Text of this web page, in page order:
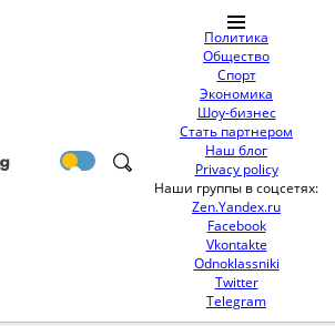
Политика
Общество
Спорт
Экономика
Шоу-бизнес
Стать партнером
Наш блог
Privacy policy
Наши группы в соцсетях:
Zen.Yandex.ru
Facebook
Vkontakte
Odnoklassniki
Twitter
Telegram